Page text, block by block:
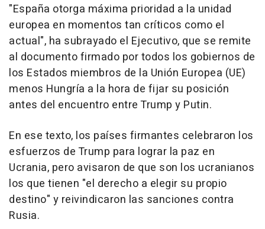
"España otorga máxima prioridad a la unidad
europea en momentos tan críticos como el
actual", ha subrayado el Ejecutivo, que se remite
al documento firmado por todos los gobiernos de
los Estados miembros de la Unión Europea (UE)
menos Hungría a la hora de fijar su posición
antes del encuentro entre Trump y Putin.
En ese texto, los países firmantes celebraron los
esfuerzos de Trump para lograr la paz en
Ucrania, pero avisaron de que son los ucranianos
los que tienen "el derecho a elegir su propio
destino" y reivindicaron las sanciones contra
Rusia.